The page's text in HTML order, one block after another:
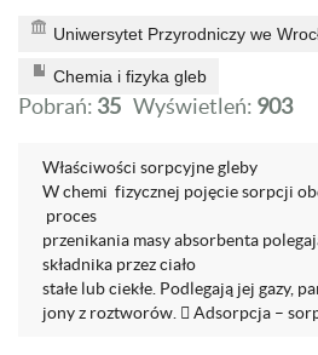
Uniwersytet Przyrodniczy we
Chemia i fizyka gleb
Pobrań: 35 Wyświetleń: 903
Właściwości sorpcyjne gleby
W chemi fizycznej pojęcie sorpcji
proces
przenikania masy absorbenta
składnika przez ciało
stałe lub ciekłe. Podlegają jej gazy,
jony z roztworów.  Adsorpcja –